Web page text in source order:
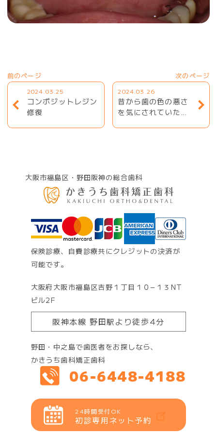
前のページ
2024.03.25
コンポジットレジン
修復
次のページ
2024.03.26
昔から歯の色の悪さ
を気にされていた方
大阪市福島区・野田阪神の総合歯科
保険診療、自費診療共にクレジットの決済が
可能です。
大阪府大阪市福島区吉野１丁目１０−１３NT
ビル2F
阪神本線 野田駅より徒歩4分
野田・中之島で歯医者をお探しなら、
かきうち歯科矯正歯科
06-6448-4188
24時間受付OK
初診専用ネット予約